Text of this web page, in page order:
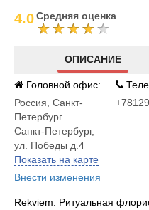
4.0Средняя оценка
ОПИСАНИЕ
Головной офис:
Россия Санкт-
Петербург
Санкт-Петербург,
ул. Победы д.4
Показать на карте
Внести изменения
Rekviem. Ритуальная